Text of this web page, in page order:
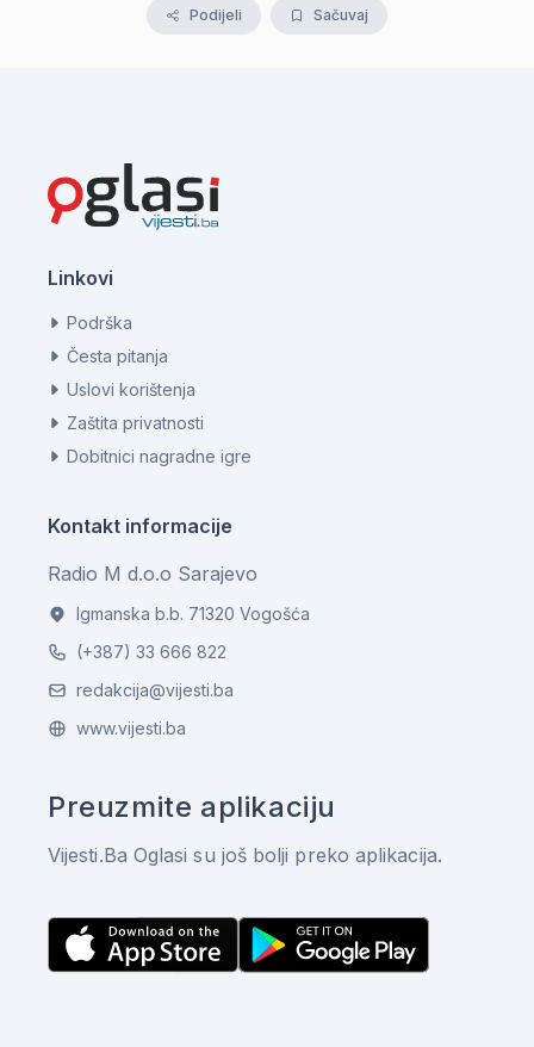
Podijeli Sačuvaj
Linkovi
Podrška
Česta pitanja
Uslovi korištenja
Zaštita privatnosti
Dobitnici nagradne igre
Kontakt informacije
Radio M d.o.o Sarajevo
Igmanska b.b. 71320 Vogošća
(+387) 33 666 822
redakcija@vijesti.ba
www.vijesti.ba
Preuzmite aplikaciju
Vijesti.Ba Oglasi su još bolji preko aplikacija.